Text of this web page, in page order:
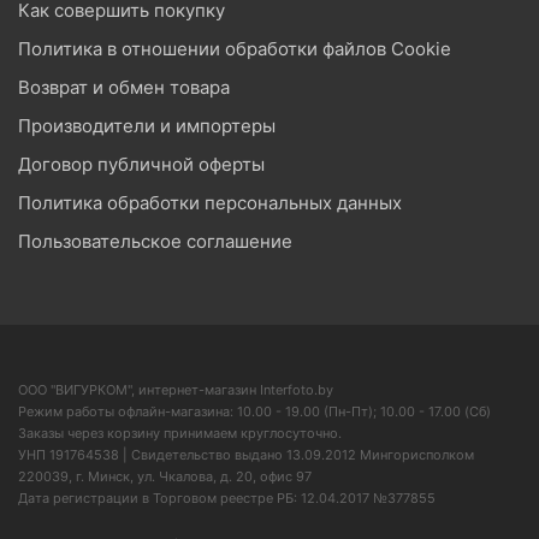
Как совершить покупку
Политика в отношении обработки файлов Cookie
Возврат и обмен товара
Производители и импортеры
Договор публичной оферты
Политика обработки персональных данных
Пользовательское соглашение
ООО "ВИГУРКОМ", интернет-магазин Interfoto.by
Режим работы офлайн-магазина: 10.00 - 19.00 (Пн-Пт); 10.00 - 17.00 (Сб)
Заказы через корзину принимаем круглосуточно.
УНП 191764538 | Свидетельство выдано 13.09.2012 Мингорисполком
220039, г. Минск, ул. Чкалова, д. 20, офис 97
Дата регистрации в Торговом реестре РБ: 12.04.2017 №377855